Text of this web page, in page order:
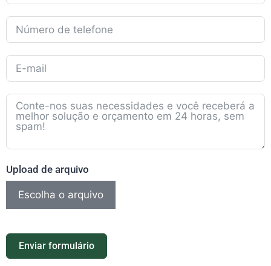
Upload de arquivo
Escolha o arquivo
Enviar formulário